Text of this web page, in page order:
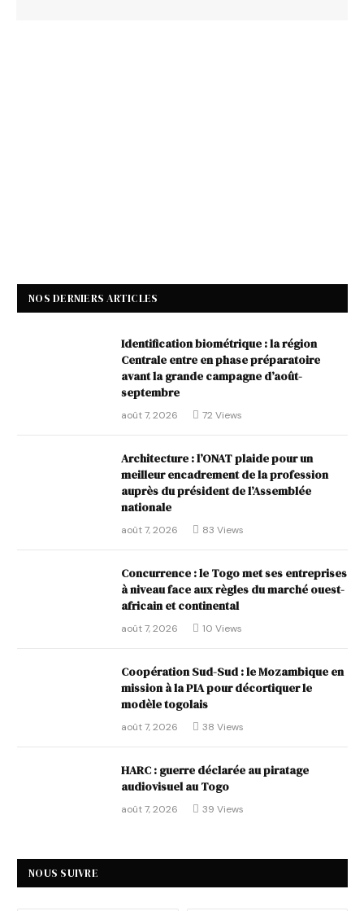
NOS DERNIERS ARTICLES
Identification biométrique : la région
Centrale entre en phase préparatoire
avant la grande campagne d’août-
septembre
août 7, 2026 72 Views
Architecture : l’ONAT plaide pour un
meilleur encadrement de la profession
auprès du président de l’Assemblée
nationale
août 7, 2026 83 Views
Concurrence : le Togo met ses entreprises
à niveau face aux règles du marché ouest-
africain et continental
août 7, 2026 10 Views
Coopération Sud-Sud : le Mozambique en
mission à la PIA pour décortiquer le
modèle togolais
août 7, 2026 38 Views
HARC : guerre déclarée au piratage
audiovisuel au Togo
août 7, 2026 39 Views
NOUS SUIVRE